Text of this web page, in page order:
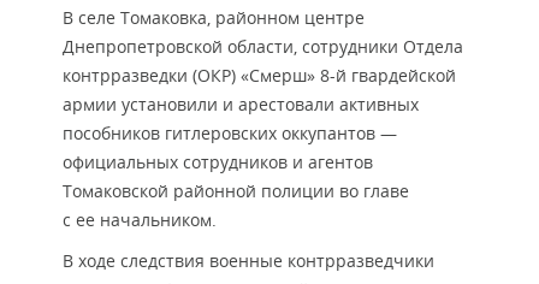
В селе Томаковка, районном центре
Днепропетровской области, сотрудники Отдела
контрразведки (ОКР) «Смерш» 8-й гвардейской
армии установили и арестовали активных
пособников гитлеровских оккупантов —
официальных сотрудников и агентов
Томаковской районной полиции во главе
с ее начальником.
В ходе следствия военные контрразведчики